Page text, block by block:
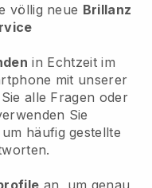
völlig neue Brillanz
in Echtzeit im
mit unserer
alle Fragen oder
Sie
häufig gestellte
an, um genau